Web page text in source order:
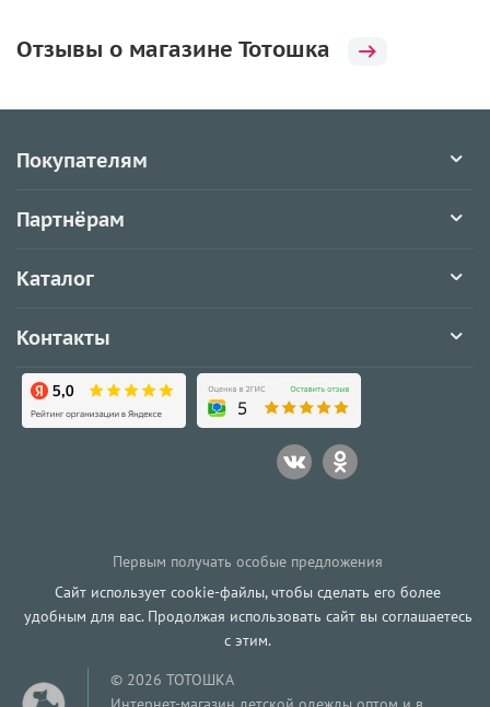
Отзывы о магазине Тотошка
Покупателям
Партнёрам
Каталог
Контакты
Первым получать особые предложения
Сайт использует cookie-файлы, чтобы сделать его более
удобным для вас. Продолжая использовать сайт вы соглашаетесь
с этим.
© 2026 ТОТОШКА